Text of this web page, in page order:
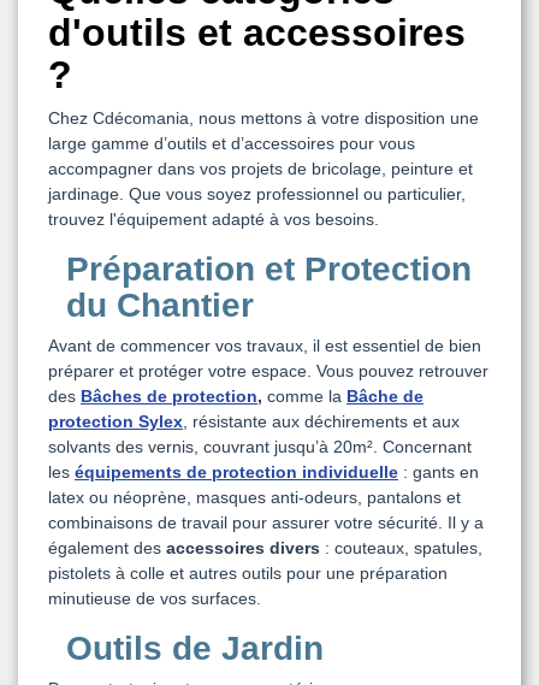
d'outils et accessoires
?
Chez Cdécomania, nous mettons à votre disposition une
large gamme d’outils et d’accessoires pour vous
accompagner dans vos projets de bricolage, peinture et
jardinage. Que vous soyez professionnel ou particulier,
trouvez l'équipement adapté à vos besoins.
Préparation et Protection
du Chantier
Avant de commencer vos travaux, il est essentiel de bien
préparer et protéger votre espace. Vous pouvez retrouver
des Bâches de protection, comme la Bâche de
protection Sylex, résistante aux déchirements et aux
solvants des vernis, couvrant jusqu’à 20m². Concernant
les équipements de protection individuelle : gants en
latex ou néoprène, masques anti-odeurs, pantalons et
combinaisons de travail pour assurer votre sécurité. Il y a
également des accessoires divers : couteaux, spatules,
pistolets à colle et autres outils pour une préparation
minutieuse de vos surfaces.
Outils de Jardin